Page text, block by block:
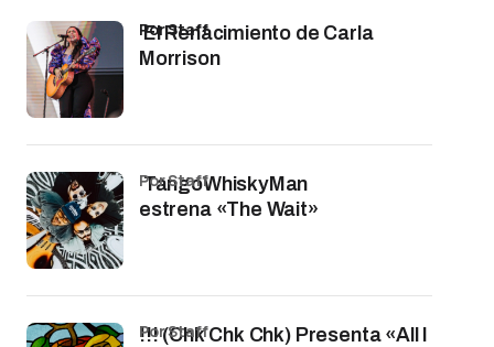
El Renacimiento de Carla
Morrison
por Staff
TangoWhiskyMan
estrena «The Wait»
por Staff
!!! (Chk Chk Chk) Presenta «All I
por Staff